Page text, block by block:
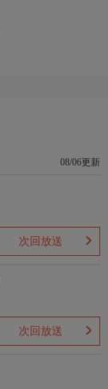
08/06更新
次回放送
次回放送